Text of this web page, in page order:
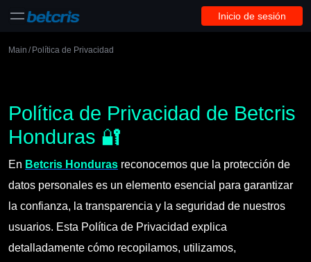
Inicio de sesión
Main / Política de Privacidad
Política de Privacidad de Betcris
Honduras 🔐
En Betcris Honduras reconocemos que la protección de
datos personales es un elemento esencial para garantizar
la confianza, la transparencia y la seguridad de nuestros
usuarios. Esta Política de Privacidad explica
detalladamente cómo recopilamos, utilizamos,